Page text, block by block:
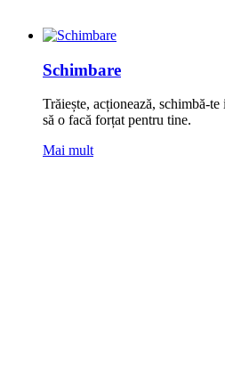
Schimbare
Trăiește, acționează, schimbă-
să o facă forțat pentru tine.
Mai mult